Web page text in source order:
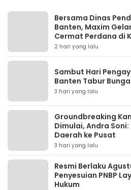
Bersama Dinas
Banten, Maxim
Cermat Perdana di
2 hari yang lalu
Sambut Hari
Banten Tabur Bunga
3 hari yang lalu
Groundbreaking
Dimulai, Andra
Daerah ke Pusat
3 hari yang lalu
Resmi Berlaku
Penyesuian PNBP
Hukum